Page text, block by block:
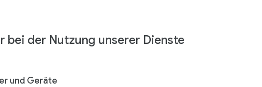
bei der Nutzung unserer Dienste
und Geräte